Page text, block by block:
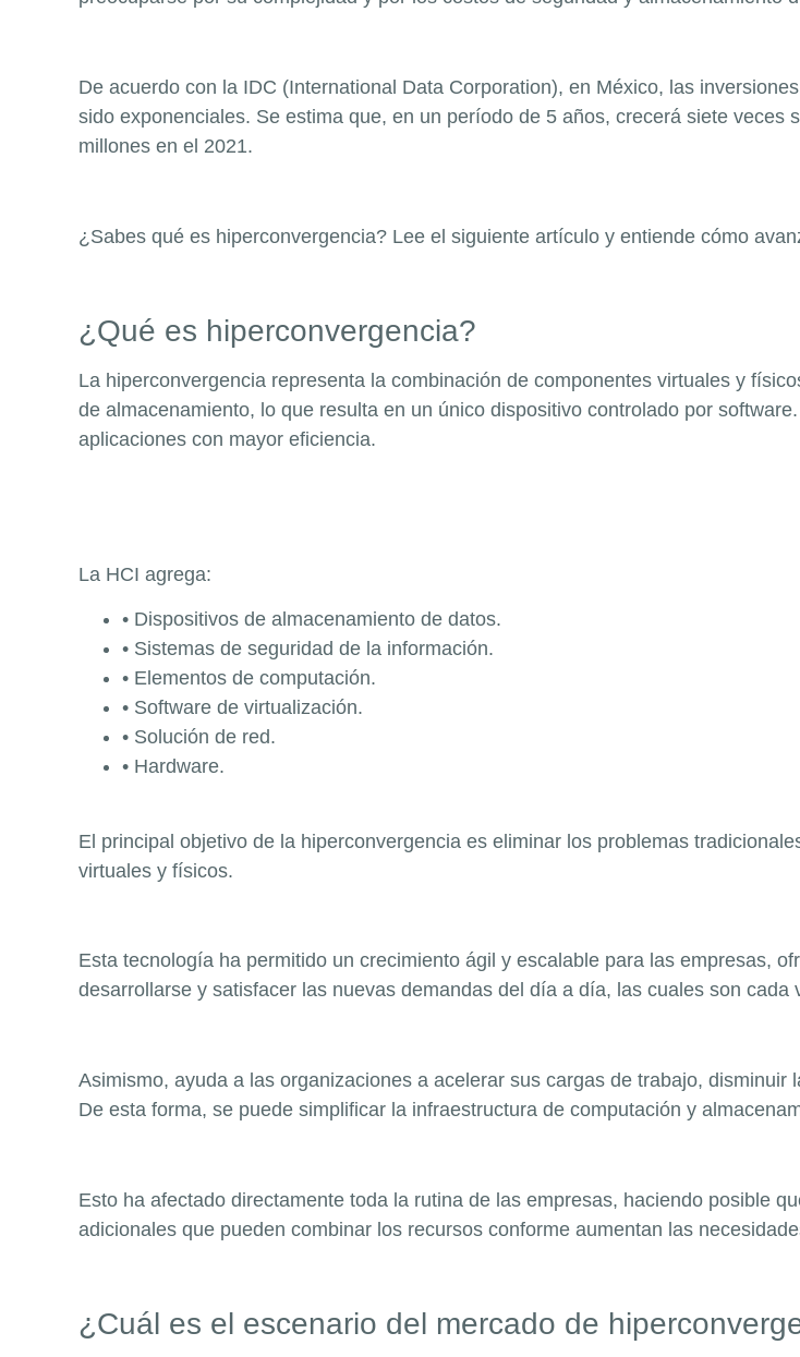
De acuerdo con la IDC (International Data Corporation), en México, las
sido exponenciales. Se estima que, en un período de 5 años, crecerá siete veces
millones en el 2021.
¿Sabes qué es hiperconvergencia? Lee el siguiente artículo y entiende cómo
¿Qué es hiperconvergencia?
La hiperconvergencia representa la combinación de componentes virtuales y
de almacenamiento, lo que resulta en un único dispositivo controlado por
aplicaciones con mayor eficiencia.
La HCI agrega:
• Dispositivos de almacenamiento de datos.
• Sistemas de seguridad de la información.
• Elementos de computación.
• Software de virtualización.
• Solución de red.
• Hardware.
El principal objetivo de la hiperconvergencia es eliminar los problemas
virtuales y físicos.
Esta tecnología ha permitido un crecimiento ágil y escalable para las empresas,
desarrol larse y satisfacer las nuevas demandas del día a día, las cuales son cada
Asimismo, ayuda a las organizaciones a acelerar sus cargas de trabajo, disminuir
De esta forma, se puede simplificar la infraestructura de computación y
Esto ha afectado directamente toda la rutina de las empresas, haciendo posible
adicionales que pueden combinar los recursos conforme aumentan las
¿Cuál es el escenario del mercado de